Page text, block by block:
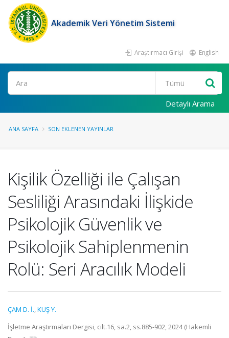
Akademik Veri Yönetim Sistemi
Araştırmacı Girişi English
Ara
Detaylı Arama
ANA SAYFA SON EKLENEN YAYINLAR
Kişilik Özelliği ile Çalışan
Sesliliği Arasındaki İlişkide
Psikolojik Güvenlik ve
Psikolojik Sahiplenmenin
Rolü: Seri Aracılık Modeli
ÇAM D. İ.,KUŞ Y.
İşletme Araştırmaları Dergisi, cilt.16, sa.2, ss.885-902, 2024 (Hakemli